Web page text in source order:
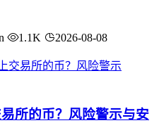
1.1K 2026-08-08
所的币？风险警示与安